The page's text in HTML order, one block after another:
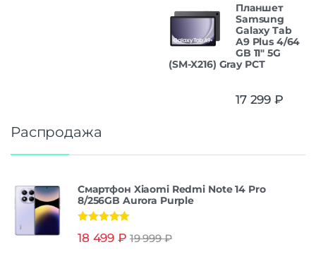
Планшет
Samsung
Galaxy Tab
A9 Plus 4/64
GB 11" 5G
(SM-X216) Gray РСТ
17 299 ₽
Распродажа
Смартфон Xiaomi Redmi Note 14 Pro
8/256GB Aurora Purple
из 5
18 499 ₽ 19 999₽